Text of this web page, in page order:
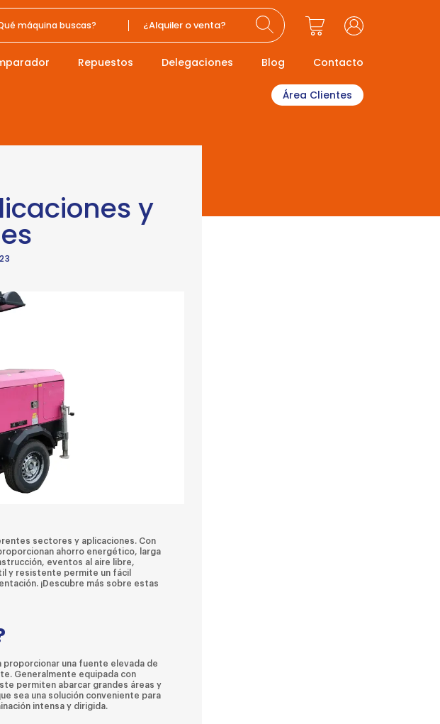
¿Alquiler o venta?
Repuestos Delegaciones Blog Contacto
Área Clientes
y
sectores y aplicaciones. Con
ahorro energético, larga
eventos al aire libre,
y resistente permite un fácil
¡Descubre más sobre estas
una fuente elevada de
Generalmente equipada con
permiten abarcar grandes áreas y
sea una solución conveniente para
intensa y dirigida.